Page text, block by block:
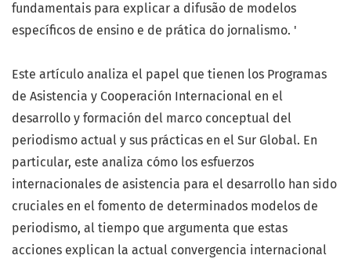
fundamentais para explicar a difusão de modelos
específicos de ensino e de prática do jornalismo. '
Este artículo analiza el papel que tienen los Programas
de Asistencia y Cooperación Internacional en el
desarrollo y formación del marco conceptual del
periodismo actual y sus prácticas en el Sur Global. En
particular, este analiza cómo los esfuerzos
internacionales de asistencia para el desarrollo han sido
cruciales en el fomento de determinados modelos de
periodismo, al tiempo que argumenta que estas
acciones explican la actual convergencia internacional